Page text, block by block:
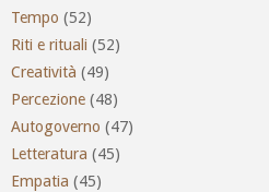
Tempo (52)
Riti e rituali (52)
Creatività (49)
Percezione (48)
Autogoverno (47)
Letteratura (45)
Empatia (45)